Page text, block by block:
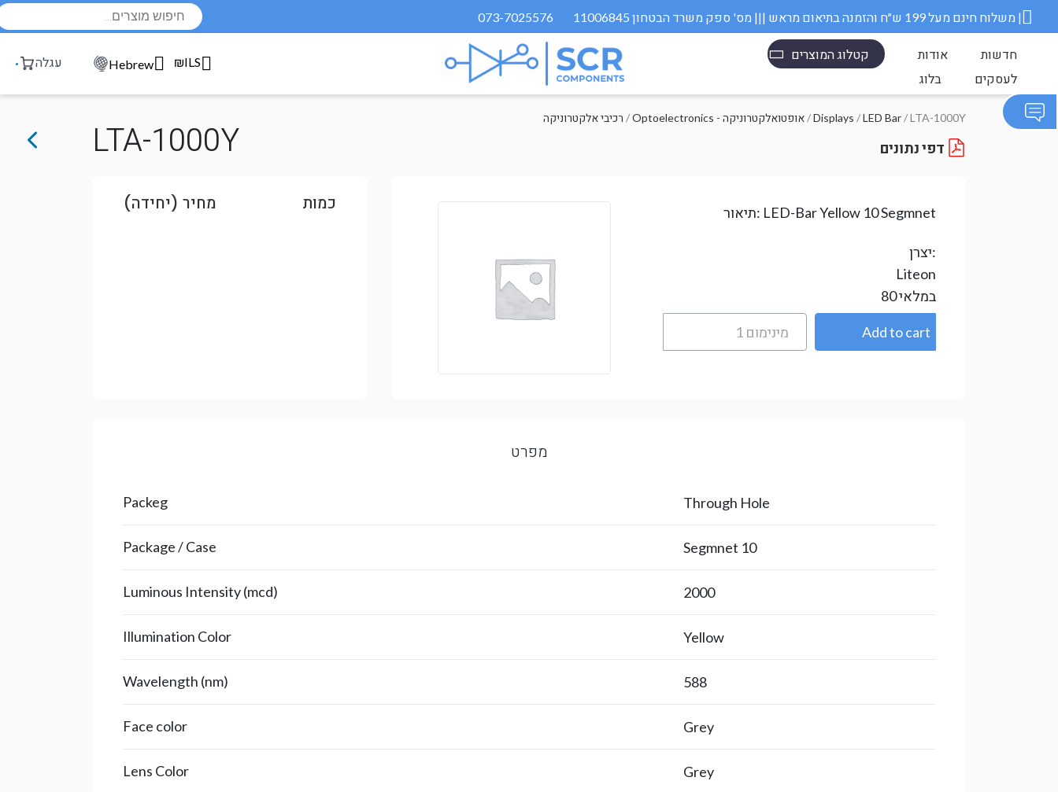
073-7025576 משלוח חינם מעל 199 ש״ח והזמנה בתיאום מראש ||| מס' ספק משרד הבטחון 11006845 |
קטלוג המוצרים אודות
חדשות
בלוג
לעסקים
עגלה Hebrew ₪ILS
רכיבי אלקטרוניקה / Optoelectronics - אופטואלקטרוניקה/Displays /LED Bar/ LTA-1000Y
LTA-1000Y
תיאור: LED-Bar Yellow 10 Segmnet
יצרן:
Liteon
80במלאי
כמות מחיר (יחידה)
מפרט
Packeg Through Hole
Package / Case 10 Segmnet
Luminous Intensity (mcd) 2000
Illumination Color Yellow
Wavelength (nm) 588
Face color Grey
Lens Color Grey